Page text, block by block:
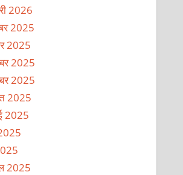
2026
2025
2025
2025
2025
2025
2025
2025